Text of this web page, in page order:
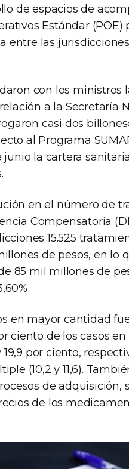
de espacios de
Estándar (POE)
entre las
con los ministros
a la Secretaría
casi dos
al Programa
la cartera
en el número de
Compensatoria
15.525
de pesos, en lo
85 mil millones de
en mayor cantidad
de los casos en
por ciento,
(10,2 y 11,6).
de adquisición,
de los